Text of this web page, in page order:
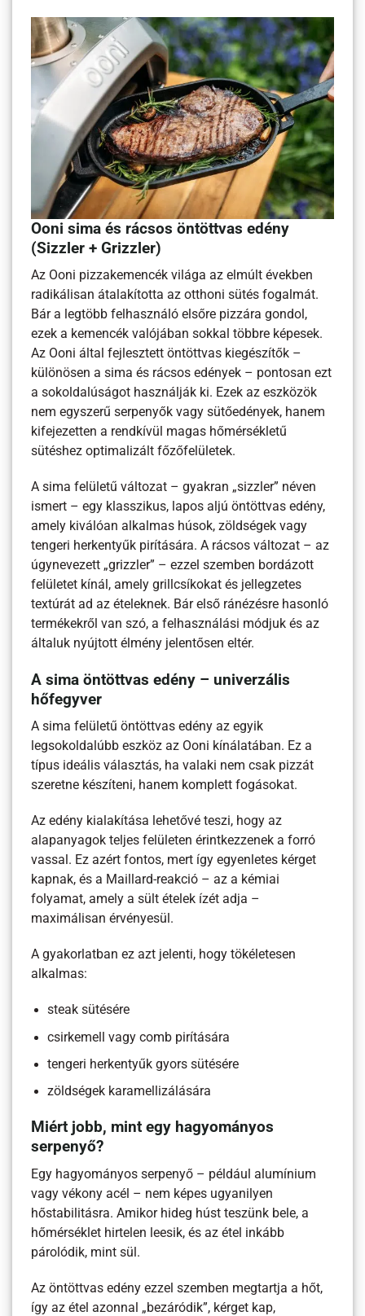
Ooni sima és rácsos öntöttvas edény
(Sizzler + Grizzler)
Az Ooni pizzakemencék világa az elmúlt években
radikálisan átalakította az otthoni sütés fogalmát.
Bár a legtöbb felhasználó elsőre pizzára gondol,
ezek a kemencék valójában sokkal többre képesek.
Az Ooni által fejlesztett öntöttvas kiegészítők –
különösen a sima és rácsos edények – pontosan ezt
a sokoldalúságot használják ki. Ezek az eszközök
nem egyszerű serpenyők vagy sütőedények, hanem
kifejezetten a rendkívül magas hőmérsékletű
sütéshez optimalizált főzőfelületek.
A sima felületű változat – gyakran „sizzler” néven
ismert – egy klasszikus, lapos aljú öntöttvas edény,
amely kiválóan alkalmas húsok, zöldségek vagy
tengeri herkentyűk pirítására. A rácsos változat – az
úgynevezett „grizzler” – ezzel szemben bordázott
felületet kínál, amely grillcsíkokat és jellegzetes
textúrát ad az ételeknek. Bár első ránézésre hasonló
termékekről van szó, a felhasználási módjuk és az
általuk nyújtott élmény jelentősen eltér.
A sima öntöttvas edény – univerzális
hőfegyver
A sima felületű öntöttvas edény az egyik
legsokoldalúbb eszköz az Ooni kínálatában. Ez a
típus ideális választás, ha valaki nem csak pizzát
szeretne készíteni, hanem komplett fogásokat.
Az edény kialakítása lehetővé teszi, hogy az
alapanyagok teljes felületen érintkezzenek a forró
vassal. Ez azért fontos, mert így egyenletes kérget
kapnak, és a Maillard-reakció – az a kémiai
folyamat, amely a sült ételek ízét adja –
maximálisan érvényesül.
A gyakorlatban ez azt jelenti, hogy tökéletesen
alkalmas:
steak sütésére
csirkemell vagy comb pirítására
tengeri herkentyűk gyors sütésére
zöldségek karamellizálására
Miért jobb, mint egy hagyományos
serpenyő?
Egy hagyományos serpenyő – például alumínium
vagy vékony acél – nem képes ugyanilyen
hőstabilitásra. Amikor hideg húst teszünk bele, a
hőmérséklet hirtelen leesik, és az étel inkább
párolódik, mint sül.
Az öntöttvas edény ezzel szemben megtartja a hőt,
így az étel azonnal „bezáródik”, kérget kap,